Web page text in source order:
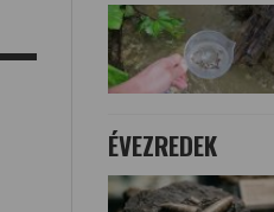
ÉVEZREDEK